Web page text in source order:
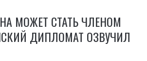
МОЖЕТ СТАТЬ ЧЛЕНОМ
ДИПЛОМАТ ОЗВУЧИЛ